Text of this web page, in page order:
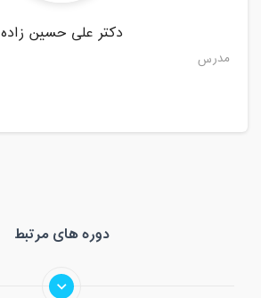
دکتر علی حسین زاده
مدرس
دوره های مرتبط